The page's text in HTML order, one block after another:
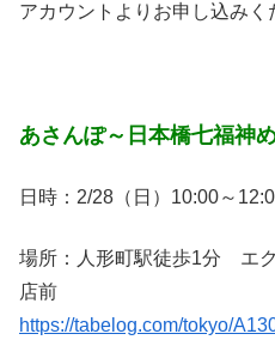
アカウントよりお申し込みく
あさんぽ～日本橋七福神
日時：2/28（日）10:00～
場所：人形町駅徒歩1分 エ
店前
https://tabelog.com/tokyo/